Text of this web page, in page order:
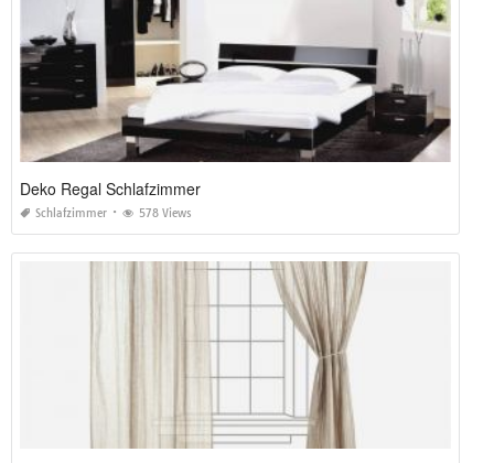
Deko Regal Schlafzimmer
Schlafzimmer 578 Views